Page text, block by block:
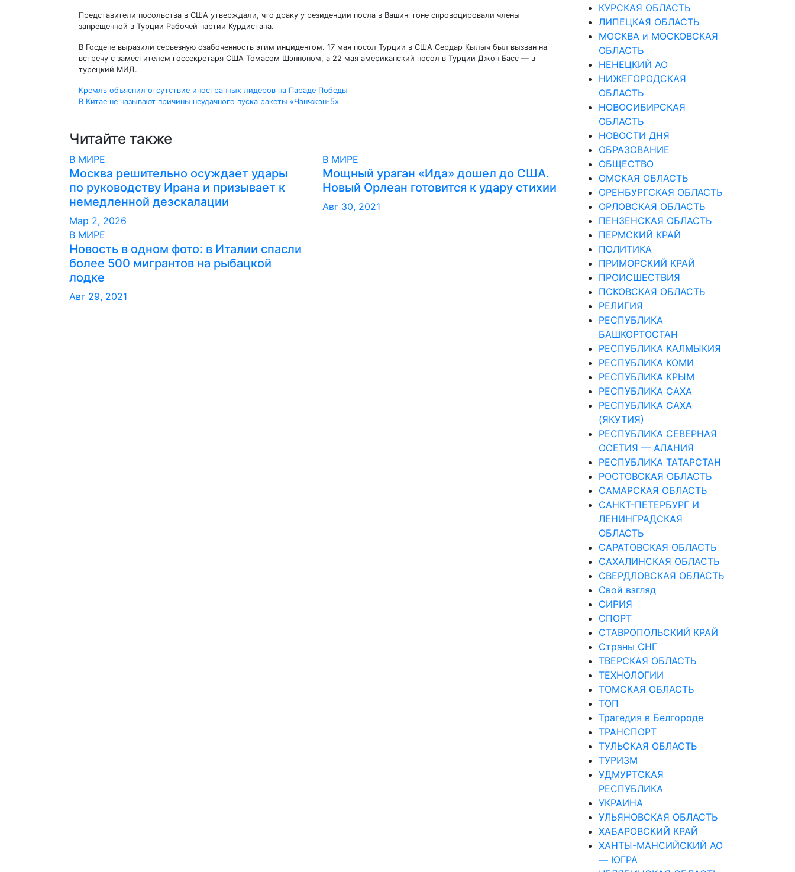
Представители посольства в США утверждали, что драку у резиденции посла в Вашингтоне спровоцировали члены
запрещенной в Турции Рабочей партии Курдистана.
В Госдепе выразили серьезную озабоченность этим инцидентом. 17 мая посол Турции в США Сердар Кылыч был вызван на
встречу с заместителем госсекретаря США Томасом Шэнноном, а 22 мая американский посол в Турции Джон Басс — в
турецкий МИД.
Навигация
записям
Кремль объяснил отсутствие иностранных лидеров на Параде Победы
В Китае не называют причины неудачного пуска ракеты «Чанчжэн-5»
Читайте также
В МИРЕ
Москва решительно осуждает удары
по руководству Ирана и призывает к
немедленной деэскалации
Мар 2, 2026
В МИРЕ
Мощный ураган «Ида» дошел до США.
Новый Орлеан готовится к удару стихии
Авг 30, 2021
В МИРЕ
Новость в одном фото: в Италии спасли
более 500 мигрантов на рыбацкой
лодке
Авг 29, 2021
КУРСКАЯ ОБЛАСТЬ
ЛИПЕЦКАЯ ОБЛАСТЬ
МОСКВА и МОСКОВСКАЯ
ОБЛАСТЬ
НЕНЕЦКИЙ АО
НИЖЕГОРОДСКАЯ
ОБЛАСТЬ
НОВОСИБИРСКАЯ
ОБЛАСТЬ
НОВОСТИ ДНЯ
ОБРАЗОВАНИЕ
ОБЩЕСТВО
ОМСКАЯ ОБЛАСТЬ
ОРЕНБУРГСКАЯ ОБЛАСТЬ
ОРЛОВСКАЯ ОБЛАСТЬ
ПЕНЗЕНСКАЯ ОБЛАСТЬ
ПЕРМСКИЙ КРАЙ
ПОЛИТИКА
ПРИМОРСКИЙ КРАЙ
ПРОИСШЕСТВИЯ
ПСКОВСКАЯ ОБЛАСТЬ
РЕЛИГИЯ
РЕСПУБЛИКА
БАШКОРТОСТАН
РЕСПУБЛИКА КАЛМЫКИЯ
РЕСПУБЛИКА КОМИ
РЕСПУБЛИКА КРЫМ
РЕСПУБЛИКА САХА
РЕСПУБЛИКА САХА
(ЯКУТИЯ)
РЕСПУБЛИКА СЕВЕРНАЯ
ОСЕТИЯ — АЛАНИЯ
РЕСПУБЛИКА ТАТАРСТАН
РОСТОВСКАЯ ОБЛАСТЬ
САМАРСКАЯ ОБЛАСТЬ
САНКТ-ПЕТЕРБУРГ И
ЛЕНИНГРАДСКАЯ
ОБЛАСТЬ
САРАТОВСКАЯ ОБЛАСТЬ
САХАЛИНСКАЯ ОБЛАСТЬ
СВЕРДЛОВСКАЯ ОБЛАСТЬ
Свой взгляд
СИРИЯ
СПОРТ
СТАВРОПОЛЬСКИЙ КРАЙ
Страны СНГ
ТВЕРСКАЯ ОБЛАСТЬ
ТЕХНОЛОГИИ
ТОМСКАЯ ОБЛАСТЬ
ТОП
Трагедия в Белгороде
ТРАНСПОРТ
ТУЛЬСКАЯ ОБЛАСТЬ
ТУРИЗМ
УДМУРТСКАЯ
РЕСПУБЛИКА
УКРАИНА
УЛЬЯНОВСКАЯ ОБЛАСТЬ
ХАБАРОВСКИЙ КРАЙ
ХАНТЫ-МАНСИЙСКИЙ АО
— ЮГРА